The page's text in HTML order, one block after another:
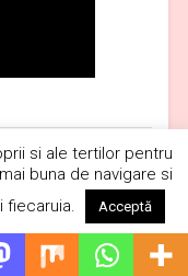
si ale tertilor pentru
buna de navigare si
fiecaruia.
Acceptă
mult